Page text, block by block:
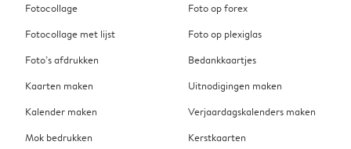
Fotocollage
Fotocollage met lijst
Foto’s afdrukken
Kaarten maken
Kalender maken
Mok bedrukken
Foto op forex
Foto op plexiglas
Bedankkaartjes
Uitnodigingen maken
Verjaardagskalenders maken
Kerstkaarten